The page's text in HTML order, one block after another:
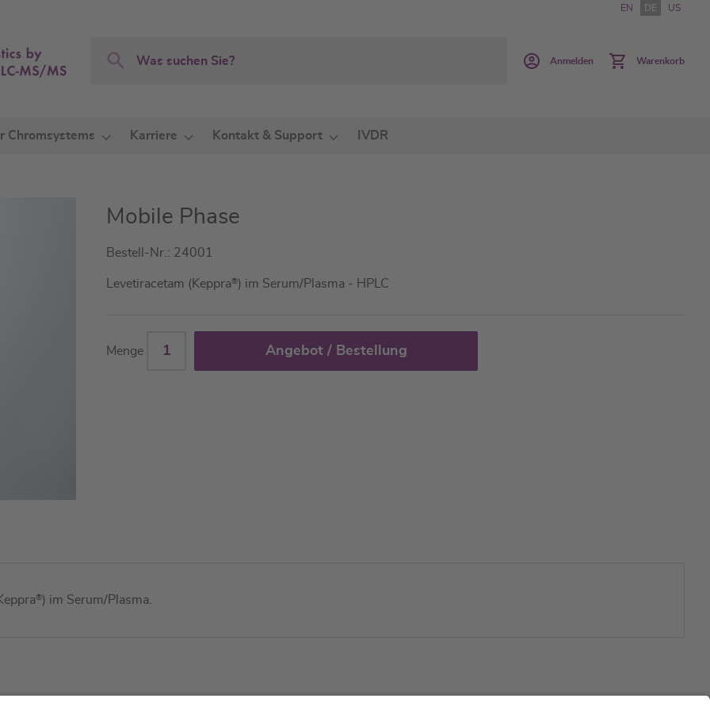
EN DE US
Search
Anmelden Warenkorb
Chromsystems Karriere Kontakt & Support IVDR
Mobile Phase
Bestell-Nr.: 24001
Levetiracetam (Keppra®) im Serum/Plasma - HPLC
Menge Angebot / Bestellung
®) im Serum/Plasma.